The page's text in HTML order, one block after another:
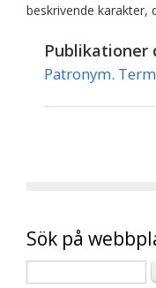
beskrivende karakter,
Publikationer
Patronym.
Sök på